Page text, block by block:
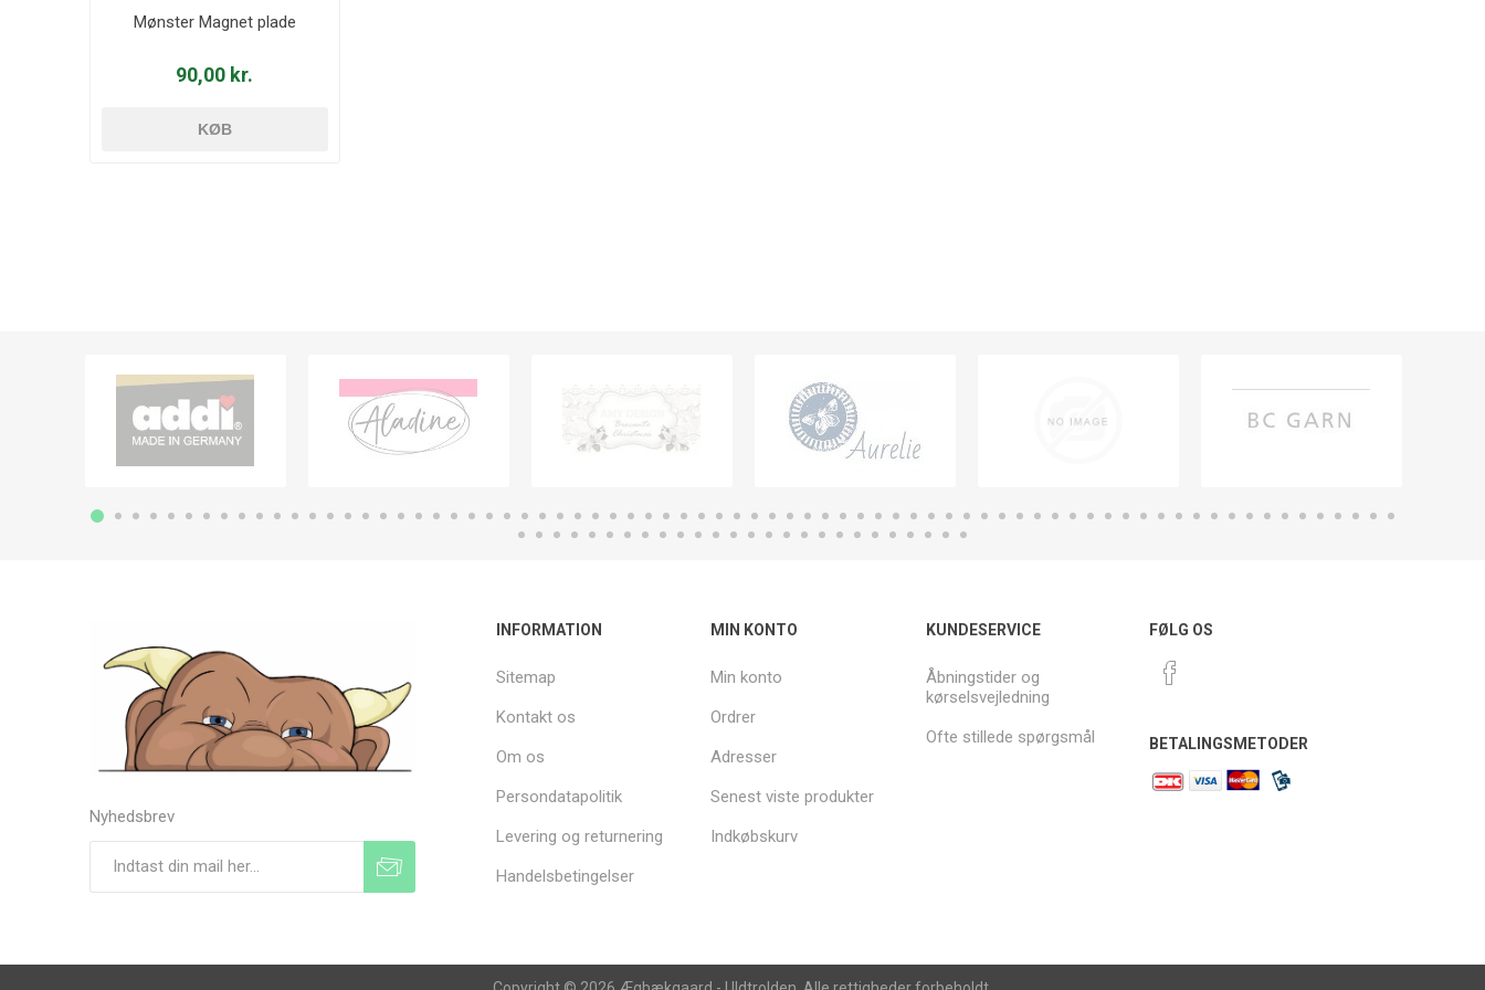
Mønster Magnet plade
90,00 kr.
KØB
Nyhedsbrev
INFORMATION
Sitemap
Kontakt os
Om os
Persondatapolitik
Levering og returnering
Handelsbetingelser
MIN KONTO
Min konto
Ordrer
Adresser
Senest viste produkter
Indkøbskurv
KUNDESERVICE
Åbningstider og
kørselsvejledning
Ofte stillede spørgsmål
FØLG OS
BETALINGSMETODER